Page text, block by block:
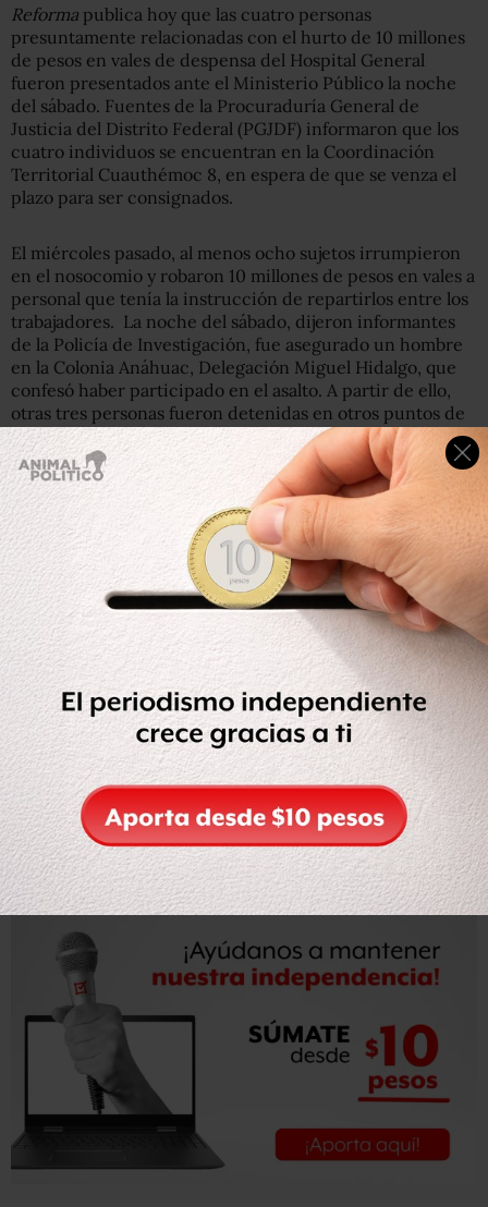
Reforma publica hoy que las cuatro personas
presuntamente relacionadas con el hurto de 10 millones
de pesos en vales de despensa del Hospital General
fueron presentados ante el Ministerio Público la noche
del sábado. Fuentes de la Procuraduría General de
Justicia del Distrito Federal (PGJDF) informaron que los
cuatro individuos se encuentran en la Coordinación
Territorial Cuauthémoc 8, en espera de que se venza el
plazo para ser consignados.
El miércoles pasado, al menos ocho sujetos irrumpieron
en el nosocomio y robaron 10 millones de pesos en vales a
personal que tenía la instrucción de repartirlos entre los
trabajadores. La noche del sábado, dijeron informantes
de la Policía de Investigación, fue asegurado un hombre
en la Colonia Anáhuac, Delegación Miguel Hidalgo, que
confesó haber participado en el asalto. A partir de ello,
otras tres personas fueron detenidas en otros puntos de
la Ciudad. Fuentes de la PGJDF externaron que dos de
los cuatro presentados se identificaron como Raúl
Ramírez Ornelas y Alberto Prieto, de 50 y 31 años de
edad, respectivamente.
A partir de los videos de cámaras de vigilancia instaladas
afuera del hospital, los agentes de la PGJDF detectaron
un taxi, cuyas placas los llevaron hasta un individuo que
aseguró haberlo vendido el vehículo unas semanas atrás a
otra persona, la cual fue reconocida como uno de los
sujetos que aparecían en las imágenes captadas por las
cámaras. “Unos huyeron en un vehículo, un taxi, y
cuando se investiga al dueño del mismo, nos lleva a un
sujeto al que se lo vendieron, se le encuentran vales y
admite haber participado en el robo, posteriormente se
detienen a otras tres personas.
Lea la nota completa en Reforma .